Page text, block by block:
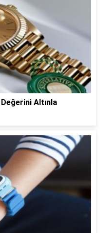
Altınla